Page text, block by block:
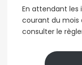
En attendant les
courant du mois
consulter le